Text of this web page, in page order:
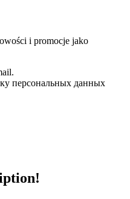
i promocje jako
персональных данных